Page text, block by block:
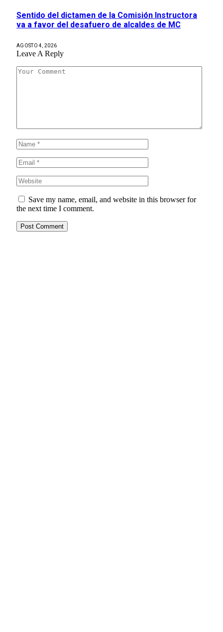
Sentido del dictamen de la Comisión Instructora
va a favor del desafuero de alcaldes de MC
AGOSTO 4, 2026
Leave A Reply
Save my name, email, and website in this browser for
the next time I comment.